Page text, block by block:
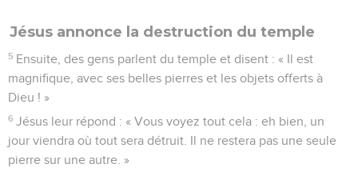
Jésus annonce la destruction du temple
5 Ensuite, des gens parlent du temple et disent : « Il est
magnifique, avec ses belles pierres et les objets offerts à
Dieu ! »
6 Jésus leur répond : « Vous voyez tout cela : eh bien, un
jour viendra où tout sera détruit. Il ne restera pas une seule
pierre sur une autre. »